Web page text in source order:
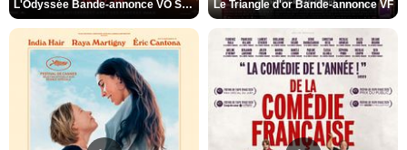
L'Odyssée Bande-annonce VO STFR Le Triangle d'or Bande-annonce VF